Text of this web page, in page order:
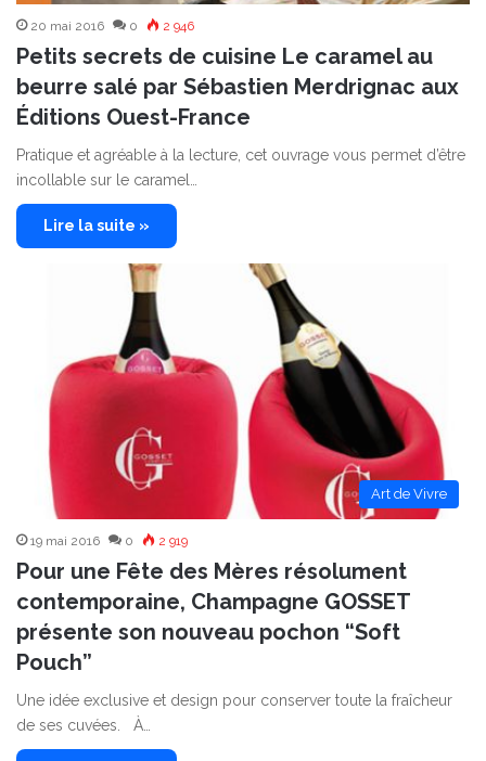
20 mai 2016 0 2 946
Petits secrets de cuisine Le caramel au
beurre salé par Sébastien Merdrignac aux
Éditions Ouest-France
Pratique et agréable à la lecture, cet ouvrage vous permet d’être
incollable sur le caramel…
Lire la suite »
Art de Vivre
19 mai 2016 0 2 919
Pour une Fête des Mères résolument
contemporaine, Champagne GOSSET
présente son nouveau pochon “Soft
Pouch”
Une idée exclusive et design pour conserver toute la fraîcheur
de ses cuvées. À…